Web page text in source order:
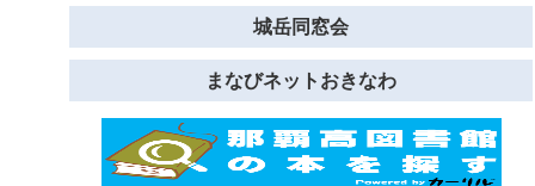
城岳同窓会
まなびネットおきなわ